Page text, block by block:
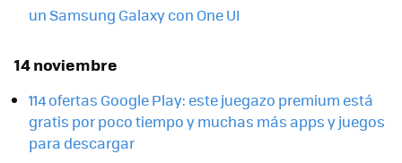
un Samsung Galaxy con One UI
14 noviembre
114 ofertas Google Play: este juegazo premium está
gratis por poco tiempo y muchas más apps y juegos
para descargar